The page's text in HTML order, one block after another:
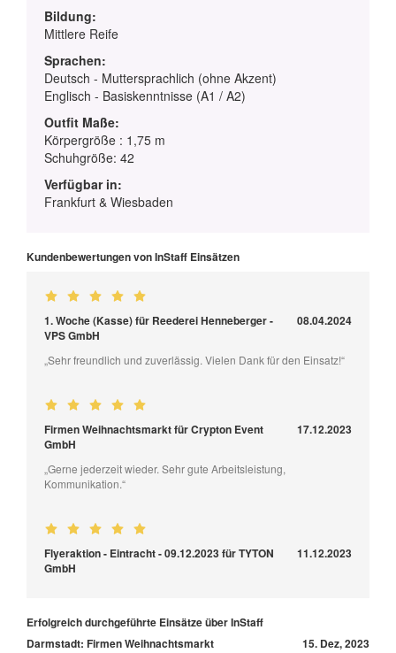
Bildung:
Mittlere Reife
Sprachen:
Deutsch - Muttersprachlich (ohne Akzent)
Englisch - Basiskenntnisse (A1 / A2)
Outfit Maße:
Körpergröße : 1,75 m
Schuhgröße: 42
Verfügbar in:
Frankfurt & Wiesbaden
Kundenbewertungen von InStaff Einsätzen
1. Woche (Kasse) für Reederei Henneberger -
VPS GmbH
08.04.2024
„Sehr freundlich und zuverlässig. Vielen Dank für den Einsatz!“
Firmen Weihnachtsmarkt für Crypton Event
GmbH
17.12.2023
„Gerne jederzeit wieder. Sehr gute Arbeitsleistung,
Kommunikation.“
Flyeraktion - Eintracht - 09.12.2023 für TYTON
GmbH
11.12.2023
Erfolgreich durchgeführte Einsätze über InStaff
Darmstadt: Firmen Weihnachtsmarkt
15. Dez, 2023